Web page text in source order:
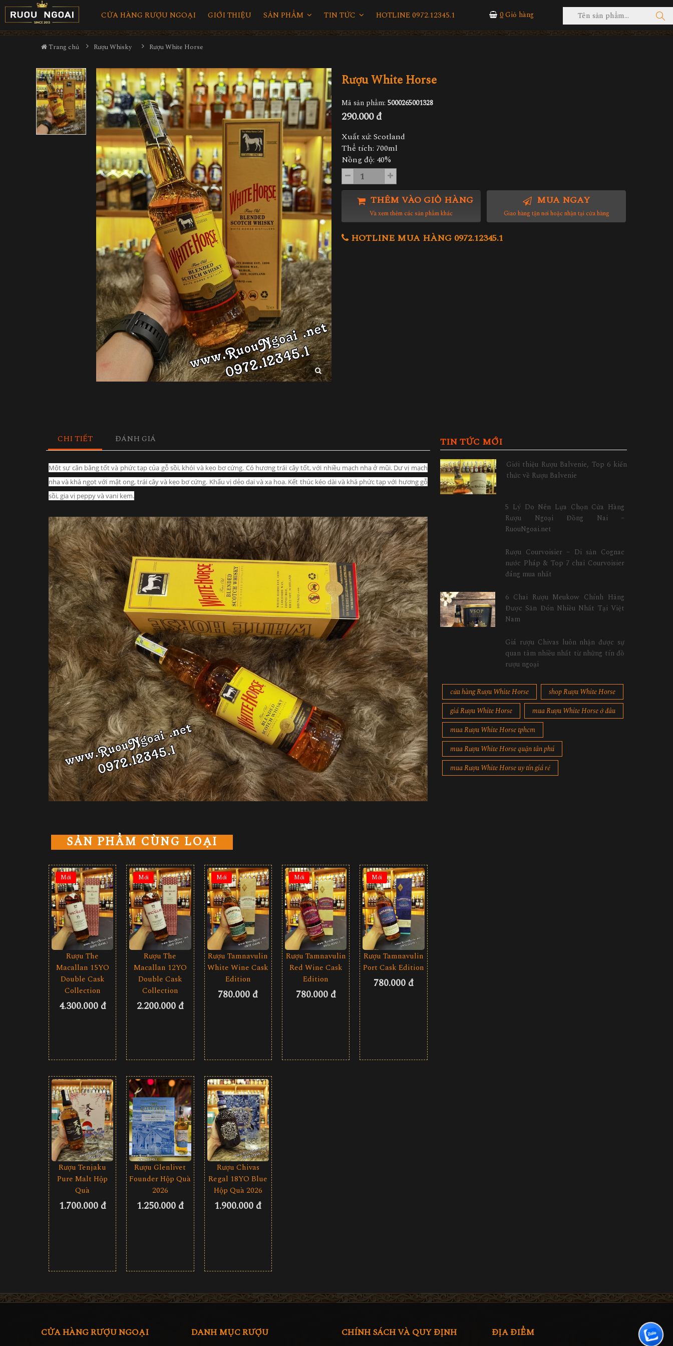
CỬA HÀNG RƯỢU NGOẠI GIỚI THIỆU SẢN PHẨM TIN TỨC HOTLINE 0972.12345.1 0Giỏ hàng
Trang chủ Rượu Whisky Rượu White Horse
Rượu White Horse
Mã sản phẩm: 5000265001328
290.000 đ
Xuất xứ: Scotland
Thể tích: 700ml
Nồng độ: 40%
THÊM VÀO GIỎ HÀNG
Và xem thêm các sản phẩm khác
MUA NGAY
Giao hàng tận nơi hoặc nhận tại cửa hàng
HOTLINE MUA HÀNG 0972.12345.1
CHI TIẾT ĐÁNH GIÁ
Một sự cân bằng tốt và phức tạp của gỗ sồi, khói và kẹo bơ cứng. Có hương trái cây tốt, với nhiều mạch nha ở mũi. Dư vị mạch
nha và khá ngọt với mật ong, trái cây và kẹo bơ cứng. Khẩu vị dẻo dai và xa hoa. Kết thúc kéo dài và khá phức tạp với hương gỗ
sồi, gia vị peppy và vani kem.
SẢN PHẨM CÙNG LOẠI
Mới
Rượu The
Macallan 15YO
Double Cask
Collection
4.300.000 đ
Mới
Rượu The
Macallan 12YO
Double Cask
Collection
2.200.000 đ
Mới
Rượu Tamnavulin
White Wine Cask
Edition
780.000 đ
Mới
Rượu Tamnavulin
Red Wine Cask
Edition
780.000 đ
Mới
Rượu Tamnavulin
Port Cask Edition
780.000 đ
Rượu Tenjaku
Pure Malt Hộp
Quà
1.700.000 đ
Rượu Glenlivet
Founder Hộp Quà
2026
1.250.000 đ
Rượu Chivas
Regal 18YO Blue
Hộp Quà 2026
1.900.000 đ
TIN TỨC MỚI
Giới thiệu Rượu Balvenie, Top 6 kiến
thức về Rượu Balvenie
5 Lý Do Nên Lựa Chọn Cửa Hàng
Rượu Ngoại Đồng Nai –
RuouNgoai.net
Rượu Courvoisier – Di sản Cognac
nước Pháp & Top 7 chai Courvoisier
đáng mua nhất
6 Chai Rượu Meukow Chính Hãng
Được Săn Đón Nhiều Nhất Tại Việt
Nam
Giá rượu Chivas luôn nhận được sự
quan tâm nhiều nhất từ những tín đồ
rượu ngoại
cửa hàng Rượu White Horse
shop Rượu White Horse
giá Rượu White Horse
mua Rượu White Horse ở đâu
mua Rượu White Horse tphcm
mua Rượu White Horse quận tân phú
mua Rượu White Horse uy tín giá rẻ
CỬA HÀNG RƯỢU NGOẠI DANH MỤC RƯỢU CHÍNH SÁCH VÀ QUY ĐỊNH ĐỊA ĐIỂM